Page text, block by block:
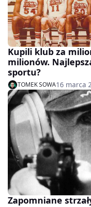
Kupili klub za
milionów.
sportu?
TOMEK SOWA16 marca
Zapomniane